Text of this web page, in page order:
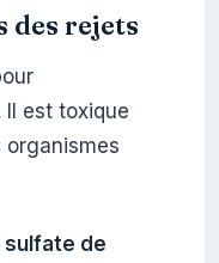
des rejets
Il est toxique
organismes
sulfate de